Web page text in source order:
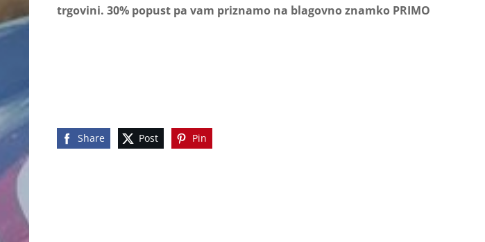
trgovini. 30% popust pa vam priznamo na blagovno znamko PRIMO
Share Post Pin